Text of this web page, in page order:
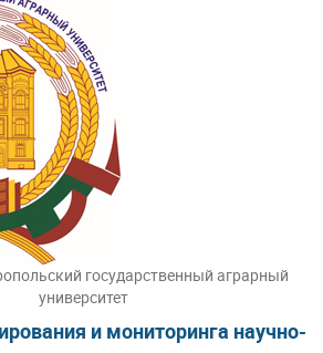
государственный аграрный
университет
и мониторинга научно-